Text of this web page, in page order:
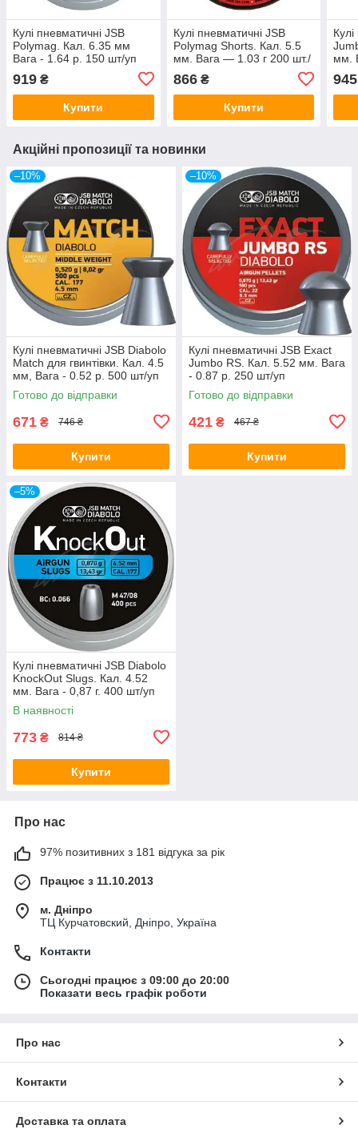
Кулі пневматичні JSB
Polymag. Кал. 6.35 мм
Вага - 1.64 р. 150 шт/уп
919 ₴
Купити
Кулі пневматичні JSB
Polymag Shorts. Кал. 5.5
мм. Вага — 1.03 г 200 шт./
866₴
Купити
мм.
945
Акційні пропозиції та новинки
–10%
Кулі пневматичні JSB Diabolo
Match для гвинтівки. Кал. 4.5
мм, Вага - 0.52 р. 500 шт/уп
Готово до відправки
671 ₴ 746 ₴
Купити
–10%
Кулі пневматичні JSB Exact
Jumbo RS. Кал. 5.52 мм. Вага
- 0.87 р. 250 шт/уп
Готово до відправки
421 ₴ 467 ₴
Купити
–5%
Кулі пневматичні JSB Diabolo
KnockOut Slugs. Кал. 4.52
мм. Вага - 0,87 г. 400 шт/уп
В наявності
773 ₴ 814 ₴
Купити
Про нас
97% позитивних з 181 відгука за рік
Працює з 11.10.2013
м. Дніпро
ТЦ Курчатовский, Дніпро, Україна
Контакти
Сьогодні працює з 09:00 до 20:00
Показати весь графік роботи
Про нас
Контакти
Доставка та оплата